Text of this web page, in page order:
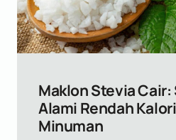
Maklon Stevia
Alami Rendah
Minuman